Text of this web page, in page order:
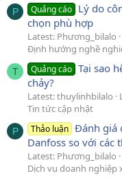
P Quảng cáo Lý do
chọn phù hợp
Latest: Phương_bilalo
Định hướng nghề
T Quảng cáo Tại sao
chảy?
Latest: thuylinhbilalo
Tin tức cập nhật
P Thảo luận Đánh giá
Danfoss so với các
Latest: Phương_bilalo
Dịch vụ doanh nghiệp